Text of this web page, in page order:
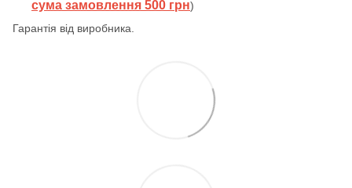
сума замовлення 500 грн)
Гарантія від виробника.